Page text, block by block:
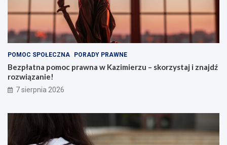
POMOC SPOŁECZNA PORADY PRAWNE
Bezpłatna pomoc prawna w Kazimierzu – skorzystaj i znajdź
rozwiązanie!
7 sierpnia 2026